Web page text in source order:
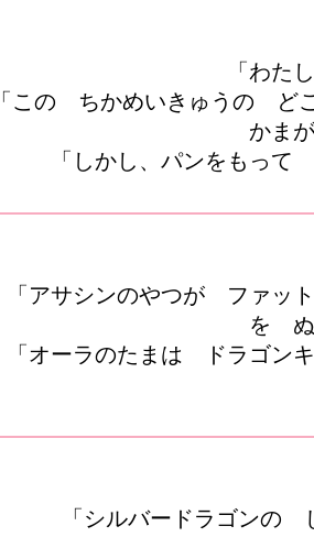
「わた
「この ちかめいきゅうの ど
かま
「しかし、パンをもっ
「アサシンのやつが ファッ
を ぬ
「オーラのたまは ドラゴ
「シルバードラゴンの